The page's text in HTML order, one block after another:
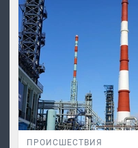
ПРОИСШЕСТВИЯ